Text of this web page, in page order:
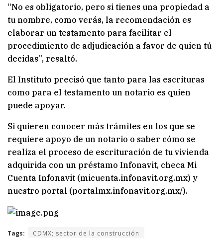
“No es obligatorio, pero si tienes una propiedad a
tu nombre, como verás, la recomendación es
elaborar un testamento para facilitar el
procedimiento de adjudicación a favor de quien tú
decidas”, resaltó.
El Instituto precisó que tanto para las escrituras
como para el testamento un notario es quien
puede apoyar.
Si quieren conocer más trámites en los que se
requiere apoyo de un notario o saber cómo se
realiza el proceso de escrituración de tu vivienda
adquirida con un préstamo Infonavit, checa Mi
Cuenta Infonavit (micuenta.infonavit.org.mx) y
nuestro portal (portalmx.infonavit.org.mx/).
Tags:
CDMX; sector de la construcción